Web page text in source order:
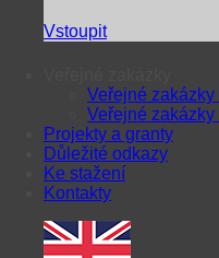
Vstoupit
Veřejné zakázky
Veřejné zakázky
Projekty a granty
Důležité odkazy
Ke stažení
Kontakty